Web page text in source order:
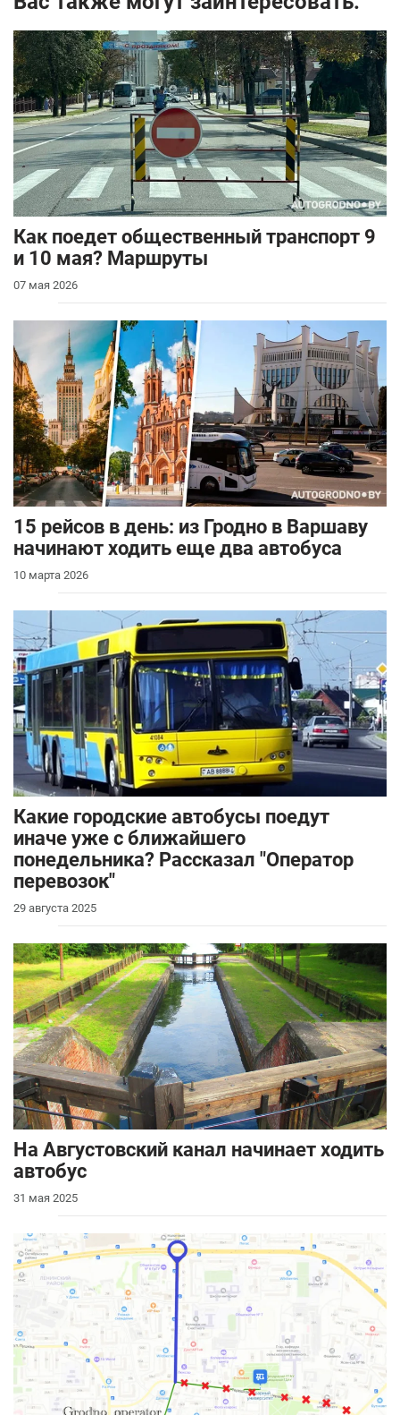
Как поедет общественный транспорт 9
и 10 мая? Маршруты
07 мая 2026
15 рейсов в день: из Гродно в Варшаву
начинают ходить еще два автобуса
10 марта 2026
Какие городские автобусы поедут
иначе уже с ближайшего
понедельника? Рассказал "Оператор
перевозок"
29 августа 2025
На Августовский канал начинает ходить
автобус
31 мая 2025